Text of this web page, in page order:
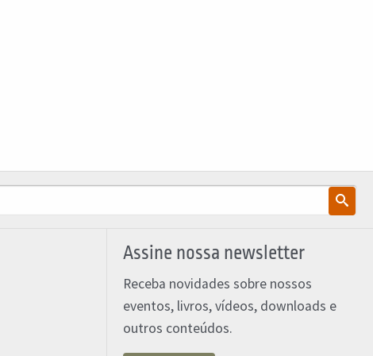
Assine nossa newsletter
Receba novidades sobre nossos
eventos, livros, vídeos, downloads e
outros conteúdos.